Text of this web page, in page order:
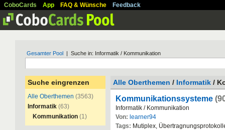
CoboCards App FAQ & Wünsche Feedback
Gesamter Pool | Suche in: Informatik / Kommunikation
Suche eingrenzen
Alle Oberthemen (3563)
Informatik (63)
Kommunikation (1)
Alle Oberthemen / Informatik /
Kommunikationssysteme
Informatik / Kommunikation
Von: learner94
Tags: Mutiplex, Ü